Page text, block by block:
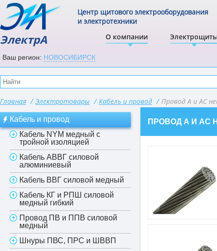
ЭлектрА О компании
Центр щитового электрооборудования
и электротехники
Ваш регион: НОВОСИБИРСК
Главная / Электротовары / Кабель и провод / Провод А и АС
Кабель и провод
Кабель NYM медный с
тройной изоляцией
Кабель АВВГ силовой
алюминиевый
Кабель ВВГ силовой медный
Кабель КГ и РПШ силовой
медный гибкий
Провод ПВ и ППВ силовой
медный
Шнуры ПВС, ПРС и ШВВП
ПРОВОД А И АС